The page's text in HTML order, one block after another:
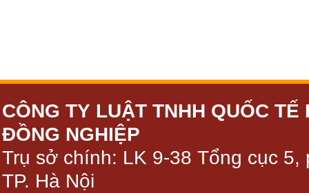
CÔNG TY LUẬT TNHH QUỐC TẾ
ĐỒNG NGHIỆP
Trụ sở chính: LK 9-38 Tổng cục
TP. Hà Nội